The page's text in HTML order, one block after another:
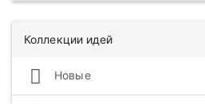
Коллекции идей
Новые